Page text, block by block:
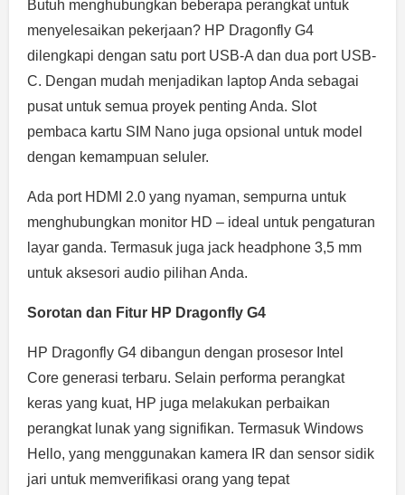
Butuh menghubungkan beberapa perangkat untuk
menyelesaikan pekerjaan? HP Dragonfly G4
dilengkapi dengan satu port USB-A dan dua port USB-
C. Dengan mudah menjadikan laptop Anda sebagai
pusat untuk semua proyek penting Anda. Slot
pembaca kartu SIM Nano juga opsional untuk model
dengan kemampuan seluler.
Ada port HDMI 2.0 yang nyaman, sempurna untuk
menghubungkan monitor HD – ideal untuk pengaturan
layar ganda. Termasuk juga jack headphone 3,5 mm
untuk aksesori audio pilihan Anda.
Sorotan dan Fitur HP Dragonfly G4
HP Dragonfly G4 dibangun dengan prosesor Intel
Core generasi terbaru. Selain performa perangkat
keras yang kuat, HP juga melakukan perbaikan
perangkat lunak yang signifikan. Termasuk Windows
Hello, yang menggunakan kamera IR dan sensor sidik
jari untuk memverifikasi orang yang tepat